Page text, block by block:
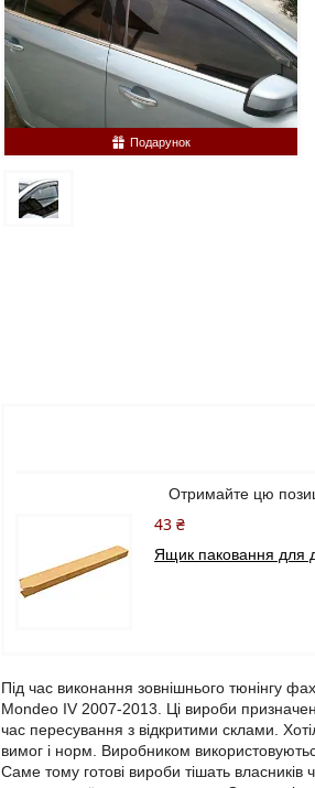
Подарунок
Отримайте цю
43 ₴
Ящик паковання для
Під час виконання зовнішнього тюнінгу
Mondeo IV 2007-2013. Ці вироби
час пересування з відкритими склами.
вимог і норм. Виробником
Саме тому готові вироби тішать